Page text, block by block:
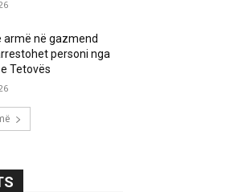
armë në gazmend
personi nga
Tetovës